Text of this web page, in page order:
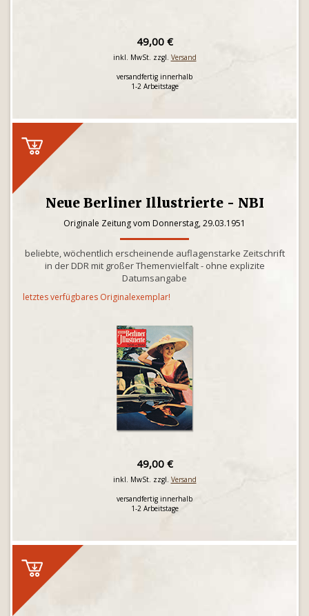
49,00 €
inkl. MwSt. zzgl. Versand
versandfertig innerhalb
1-2 Arbeitstage
Neue Berliner Illustrierte - NBI
Originale Zeitung vom Donnerstag, 29.03.1951
beliebte, wöchentlich erscheinende auflagenstarke Zeitschrift
in der DDR mit großer Themenvielfalt - ohne explizite
Datumsangabe
letztes verfügbares Originalexemplar!
49,00 €
inkl. MwSt. zzgl. Versand
versandfertig innerhalb
1-2 Arbeitstage